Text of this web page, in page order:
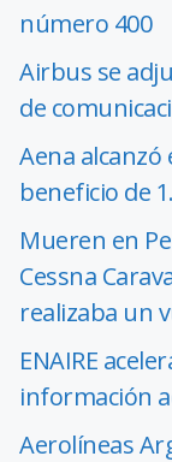
número 400
Airbus se
de
Aena
beneficio de
Mueren en
Cessna
realizaba un
ENAIRE
información
Aerolíneas